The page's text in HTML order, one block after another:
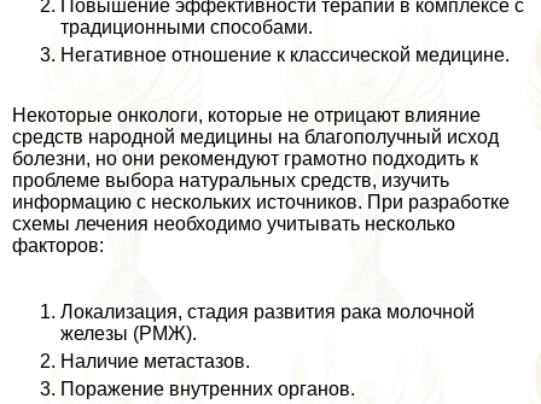
Повышение эффективности терапии в комплексе с
традиционными способами.
Негативное отношение к классической медицине.
Некоторые oнкoлoги, которые не отрицают влияние
средств народной медицины на благополучный исход
болезни, но они рекомендуют грамотно подходить к
проблеме выбора натуральных средств, изучить
информацию с нескольких источников. При разработке
схемы лечения необходимо учитывать несколько
факторов:
Локализация, стадия развития paка молочной
железы (РМЖ).
Наличие метастазов.
Поражение внутренних органов.